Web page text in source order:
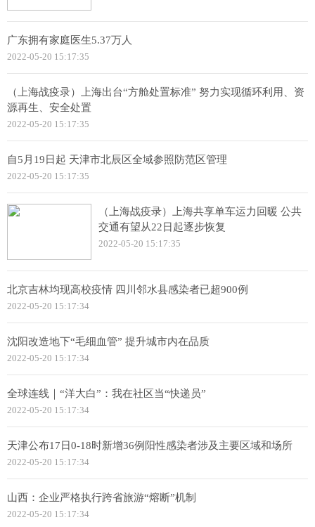
广东拥有家庭医生5.37万人
2022-05-20 15:17:35
（上海战疫录）上海出台“方舱处置标准” 努力实现循环利用、资
源再生、安全处置
2022-05-20 15:17:35
自5月19日起 天津市北辰区全域参照防范区管理
2022-05-20 15:17:35
（上海战疫录）上海共享单车运力回暖 公共
交通有望从22日起逐步恢复
2022-05-20 15:17:35
北京吉林均现高校疫情 四川邻水县感染者已超900例
2022-05-20 15:17:34
沈阳改造地下“毛细血管” 提升城市内在品质
2022-05-20 15:17:34
全球连线｜“洋大白”：我在社区当“快递员”
2022-05-20 15:17:34
天津公布17日0-18时新增36例阳性感染者涉及主要区域和场所
2022-05-20 15:17:34
山西：企业严格执行跨省旅游“熔断”机制
2022-05-20 15:17:34